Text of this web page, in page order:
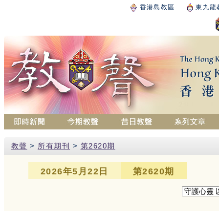
香港島教區 東九龍
教聲 > 所有期刊 > 第2620期
2026年5月22日 第2620期